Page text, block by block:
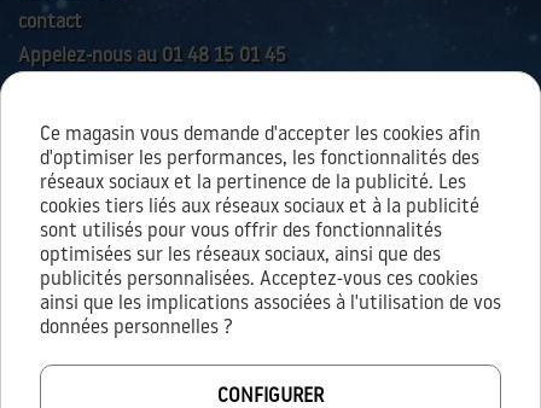
contact
Appelez-nous au 01 48 15 01 45
AIDES & SERVICES
À PROPOS
Conditions générales d’utilisation
Conditions générales de vente
Mentions légales
Ce magasin vous demande d'accepter les cookies afin
d'optimiser les performances, les fonctionnalités des
réseaux sociaux et la pertinence de la publicité. Les
cookies tiers liés aux réseaux sociaux et à la publicité
sont utilisés pour vous offrir des fonctionnalités
optimisées sur les réseaux sociaux, ainsi que des
publicités personnalisées. Acceptez-vous ces cookies
ainsi que les implications associées à l'utilisation de vos
données personnelles ?
CONFIGURER